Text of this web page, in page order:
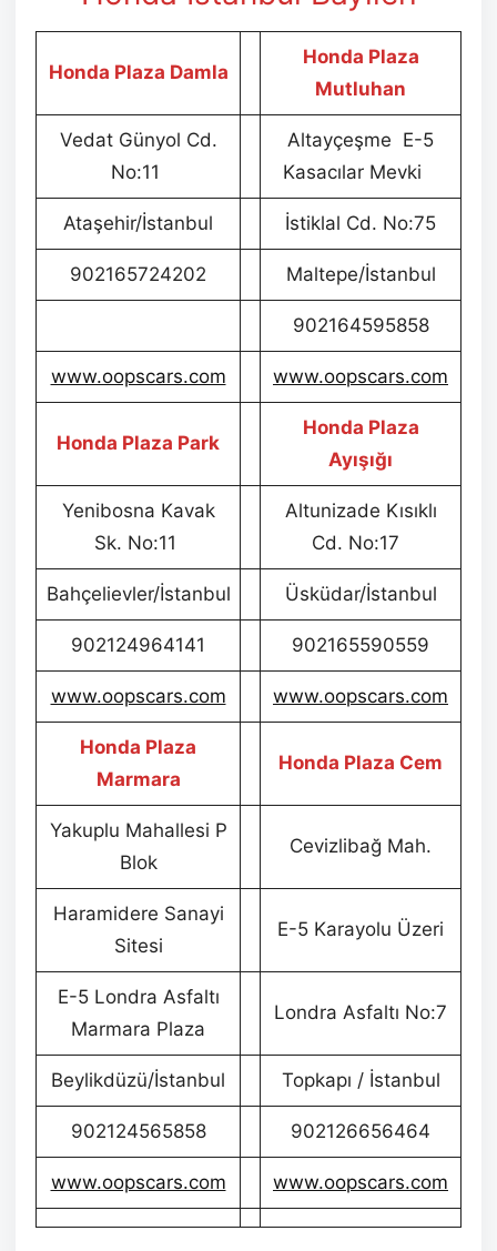
Honda Plaza Damla
Honda Plaza
Mutluhan
Vedat Günyol Cd.
No:11
Altayçeşme E-5
Kasacılar Mevki
Ataşehir/İstanbul İstiklal Cd. No:75
902165724202 Maltepe/İstanbul
902164595858
www.oopscars.com www.oopscars.com
Honda Plaza Park
Honda Plaza
Ayışığı
Yenibosna Kavak
Sk. No:11
Altunizade Kısıklı
Cd. No:17
Bahçelievler/İstanbul Üsküdar/İstanbul
902124964141 902165590559
www.oopscars.com www.oopscars.com
Honda Plaza
Marmara
Honda Plaza Cem
Yakuplu Mahallesi P
Blok
Cevizlibağ Mah.
Haramidere Sanayi
Sitesi
E-5 Karayolu Üzeri
E-5 Londra Asfaltı
Marmara Plaza
Londra Asfaltı No:7
Beylikdüzü/İstanbul Topkapı / İstanbul
902124565858 902126656464
www.oopscars.com www.oopscars.com